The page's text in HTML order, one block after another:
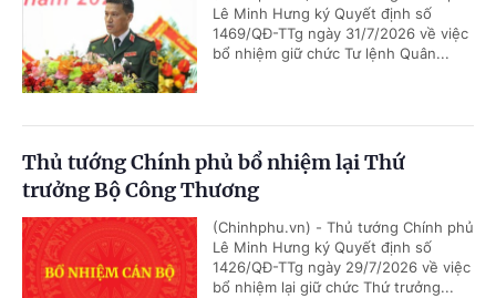
Lê Minh Hưng ký Quyết định số
1469/QĐ-TTg ngày 31/7/2026 về việc
bổ nhiệm giữ chức Tư lệnh Quân...
Thủ tướng Chính phủ bổ nhiệm lại Thứ
trưởng Bộ Công Thương
(Chinhphu.vn) - Thủ tướng Chính phủ
Lê Minh Hưng ký Quyết định số
1426/QĐ-TTg ngày 29/7/2026 về việc
bổ nhiệm lại giữ chức Thứ trưởng...